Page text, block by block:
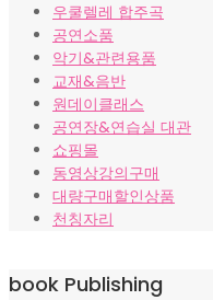
우쿨렐레 합주곡
공연소품
악기&관련용품
교재&음반
원데이클래스
공연장&연습실 대관
쇼핑몰
동영상강의구매
대량구매할인상품
천칭자리
book Publishing